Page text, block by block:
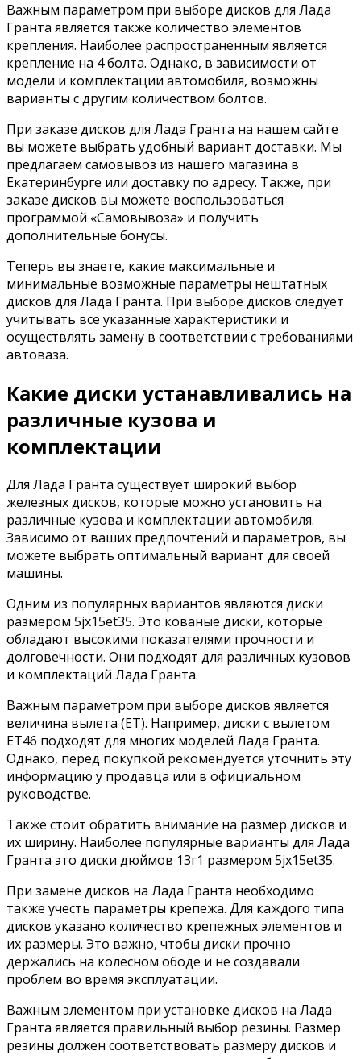
Важным параметром при выборе дисков для Лада
Гранта является также количество элементов
крепления. Наиболее распространенным является
крепление на 4 болта. Однако, в зависимости от
модели и комплектации автомобиля, возможны
варианты с другим количеством болтов.
При заказе дисков для Лада Гранта на нашем сайте
вы можете выбрать удобный вариант доставки. Мы
предлагаем самовывоз из нашего магазина в
Екатеринбурге или доставку по адресу. Также, при
заказе дисков вы можете воспользоваться
программой «Самовывоза» и получить
дополнительные бонусы.
Теперь вы знаете, какие максимальные и
минимальные возможные параметры нештатных
дисков для Лада Гранта. При выборе дисков следует
учитывать все указанные характеристики и
осуществлять замену в соответствии с требованиями
автоваза.
Какие диски устанавливались на
различные кузова и
комплектации
Для Лада Гранта существует широкий выбор
железных дисков, которые можно установить на
различные кузова и комплектации автомобиля.
Зависимо от ваших предпочтений и параметров, вы
можете выбрать оптимальный вариант для своей
машины.
Одним из популярных вариантов являются диски
размером 5jx15et35. Это кованые диски, которые
обладают высокими показателями прочности и
долговечности. Они подходят для различных кузовов
и комплектаций Лада Гранта.
Важным параметром при выборе дисков является
величина вылета (ET). Например, диски с вылетом
ET46 подходят для многих моделей Лада Гранта.
Однако, перед покупкой рекомендуется уточнить эту
информацию у продавца или в официальном
руководстве.
Также стоит обратить внимание на размер дисков и
их ширину. Наиболее популярные варианты для Лада
Гранта это диски дюймов 13г1 размером 5jx15et35.
При замене дисков на Лада Гранта необходимо
также учесть параметры крепежа. Для каждого типа
дисков указано количество крепежных элементов и
их размеры. Это важно, чтобы диски прочно
держались на колесном ободе и не создавали
проблем во время эксплуатации.
Важным элементом при установке дисков на Лада
Гранта является правильный выбор резины. Размер
резины должен соответствовать размеру дисков и